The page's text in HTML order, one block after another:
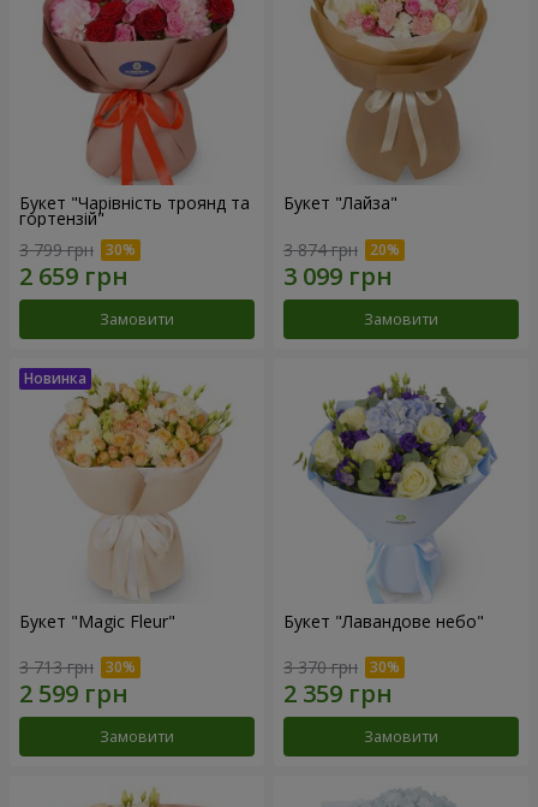
Букет "Чарівність троянд та
гортензій"
3 799 грн
Замовити
Букет "Лайза"
3 874 грн
Замовити
Букет "Magic Fleur"
3 713 грн
Замовити
Букет "Лавандове небо"
3 370 грн
Замовити